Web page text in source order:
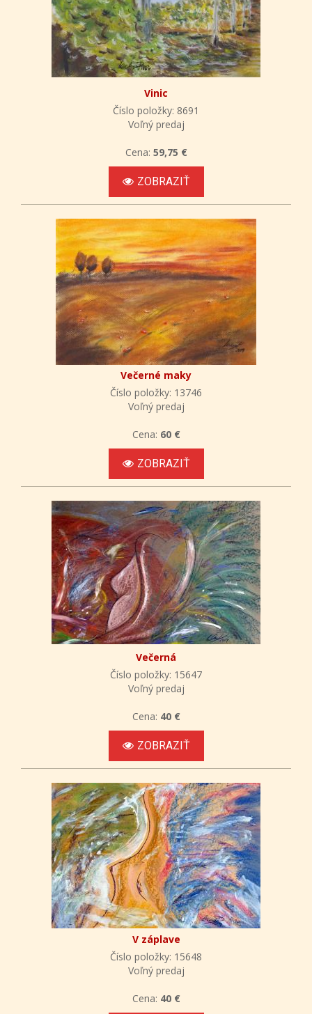
Vinic
Číslo položky: 8691
Voľný predaj
Cena: 59,75 €
ZOBRAZIŤ
Večerné maky
Číslo položky: 13746
Voľný predaj
Cena: 60 €
ZOBRAZIŤ
Večerná
Číslo položky: 15647
Voľný predaj
Cena: 40 €
ZOBRAZIŤ
V záplave
Číslo položky: 15648
Voľný predaj
Cena: 40 €